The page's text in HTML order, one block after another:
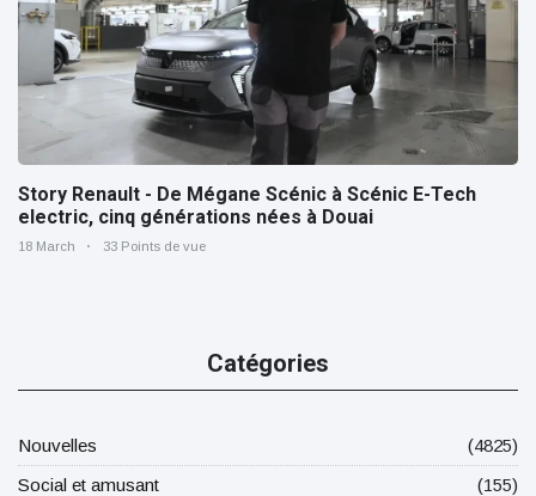
Story Renault - De Mégane Scénic à Scénic E-Tech
electric, cinq générations nées à Douai
18 March 33 Points de vue
Catégories
Nouvelles
(4825)
Social et amusant
(155)